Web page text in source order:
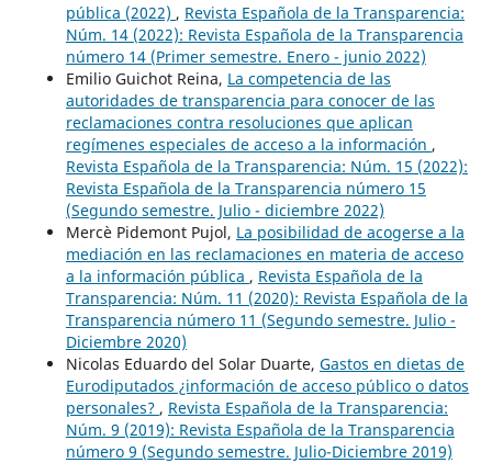
pública (2022) , Revista Española de la Transparencia:
Núm. 14 (2022): Revista Española de la Transparencia
número 14 (Primer semestre. Enero - junio 2022)
Emilio Guichot Reina, La competencia de las
autoridades de transparencia para conocer de las
reclamaciones contra resoluciones que aplican
regímenes especiales de acceso a la información ,
Revista Española de la Transparencia: Núm. 15 (2022):
Revista Española de la Transparencia número 15
(Segundo semestre. Julio - diciembre 2022)
Mercè Pidemont Pujol, La posibilidad de acogerse a la
mediación en las reclamaciones en materia de acceso
a la información pública , Revista Española de la
Transparencia: Núm. 11 (2020): Revista Española de la
Transparencia número 11 (Segundo semestre. Julio -
Diciembre 2020)
Nicolas Eduardo del Solar Duarte, Gastos en dietas de
Eurodiputados ¿información de acceso público o datos
personales? , Revista Española de la Transparencia:
Núm. 9 (2019): Revista Española de la Transparencia
número 9 (Segundo semestre. Julio-Diciembre 2019)